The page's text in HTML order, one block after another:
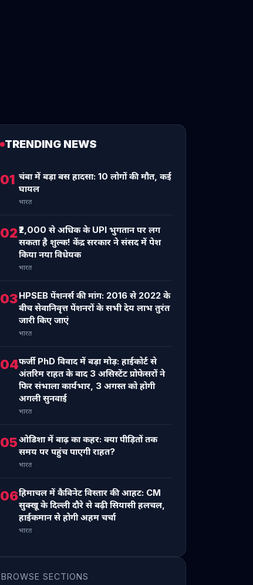
TRENDING NEWS
01 चंबा में बड़ा बस हादसा: 10 लोगों की मौत, कई
घायल
भारत
02₹2,000 से अधिक के UPI भुगतान पर लग
सकता है शुल्क! केंद्र सरकार ने संसद में पेश
किया नया विधेयक
भारत
03HPSEB पेंशनर्स की मांग: 2016 से 2022 के
बीच सेवानिवृत्त पेंशनरों के सभी देय लाभ तुरंत
जारी किए जाएं
भारत
04फर्जी PhD विवाद में बड़ा मोड़: हाईकोर्ट से
अंतरिम राहत के बाद 3 असिस्टेंट प्रोफेसरों ने
फिर संभाला कार्यभार, 3 अगस्त को होगी
अगली सुनवाई
भारत
05ओडिशा में बाढ़ का कहर: क्या पीड़ितों तक
समय पर पहुंच पाएगी राहत?
भारत
06हिमाचल में कैबिनेट विस्तार की आहट: CM
सुक्खू के दिल्ली दौरे से बढ़ी सियासी हलचल,
हाईकमान से होगी अहम चर्चा
भारत
BROWSE SECTIONS